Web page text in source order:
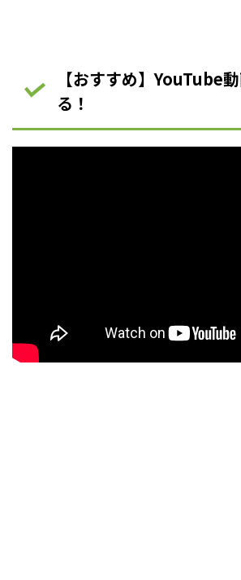
【おすすめ】YouTube
る！